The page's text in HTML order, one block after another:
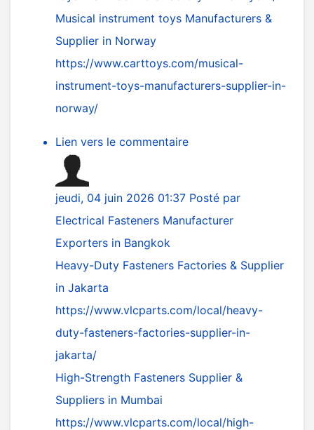
Musical instrument toys Manufacturers &
Supplier in Norway
https://www.carttoys.com/musical-
instrument-toys-manufacturers-supplier-in-
norway/
Lien vers le commentaire
jeudi, 04 juin 2026 01:37 Posté par
Electrical Fasteners Manufacturer
Exporters in Bangkok
Heavy-Duty Fasteners Factories & Supplier
in Jakarta
https://www.vlcparts.com/local/heavy-
duty-fasteners-factories-supplier-in-
jakarta/
High-Strength Fasteners Supplier &
Suppliers in Mumbai
https://www.vlcparts.com/local/high-